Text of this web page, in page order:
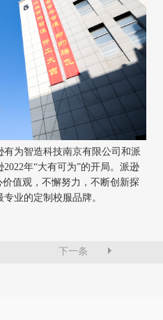
有为智造科技南京有限公司 和派
年“大有可为”的开局。派逊
价值观，不懈努力 ，不断创新探
业的定制校服品牌。
下一条